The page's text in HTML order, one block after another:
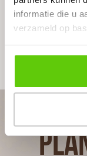
informatie die u
verzameld op
30-03
23-03
Bekijk alle berichten ≫